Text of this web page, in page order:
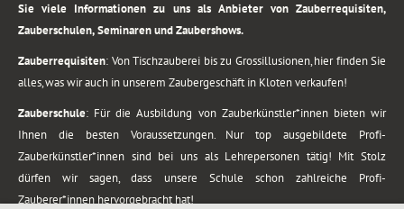
Sie viele Informationen zu uns als Anbieter von Zauberrequisiten,
Zauberschulen, Seminaren und Zaubershows.
Zauberrequisiten: Von Tischzauberei bis zu Grossillusionen, hier finden Sie
alles, was wir auch in unserem Zaubergeschäft in Kloten verkaufen!
Zauberschule: Für die Ausbildung von Zauberkünstler*innen bieten wir
Ihnen die besten Voraussetzungen. Nur top ausgebildete Profi-
Zauberkünstler*innen sind bei uns als Lehrepersonen tätig! Mit Stolz
dürfen wir sagen, dass unsere Schule schon zahlreiche Profi-
Zauberer*innen hervorgebracht hat!